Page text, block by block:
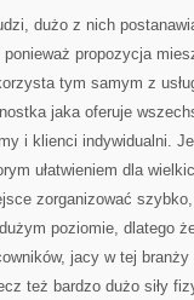
dużo z nich
propozycja
tym samym z
jaka oferuje
i klienci indywidualni.
ułatwieniem dla
zorganizować
poziomie, dlatego
jacy w tej
też bardzo dużo siły